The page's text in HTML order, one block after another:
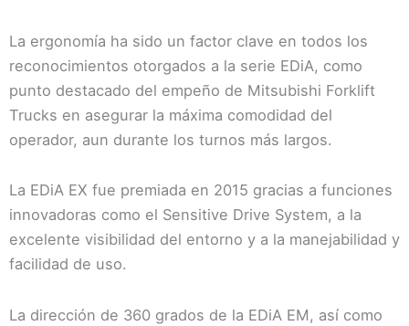
La ergonomía ha sido un factor clave en todos los
reconocimientos otorgados a la serie EDiA, como
punto destacado del empeño de Mitsubishi Forklift
Trucks en asegurar la máxima comodidad del
operador, aun durante los turnos más largos.
La EDiA EX fue premiada en 2015 gracias a funciones
innovadoras como el Sensitive Drive System, a la
excelente visibilidad del entorno y a la manejabilidad y
facilidad de uso.
La dirección de 360 grados de la EDiA EM, así como